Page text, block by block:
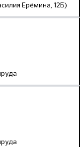
Ерёмина, 12Б)